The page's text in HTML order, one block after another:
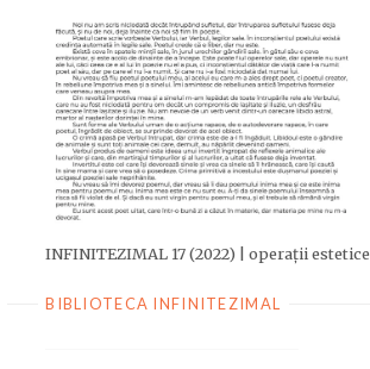
INFINITEZIMAL 17 (2022) | operații estetice
BIBLIOTECA INFINITEZIMAL